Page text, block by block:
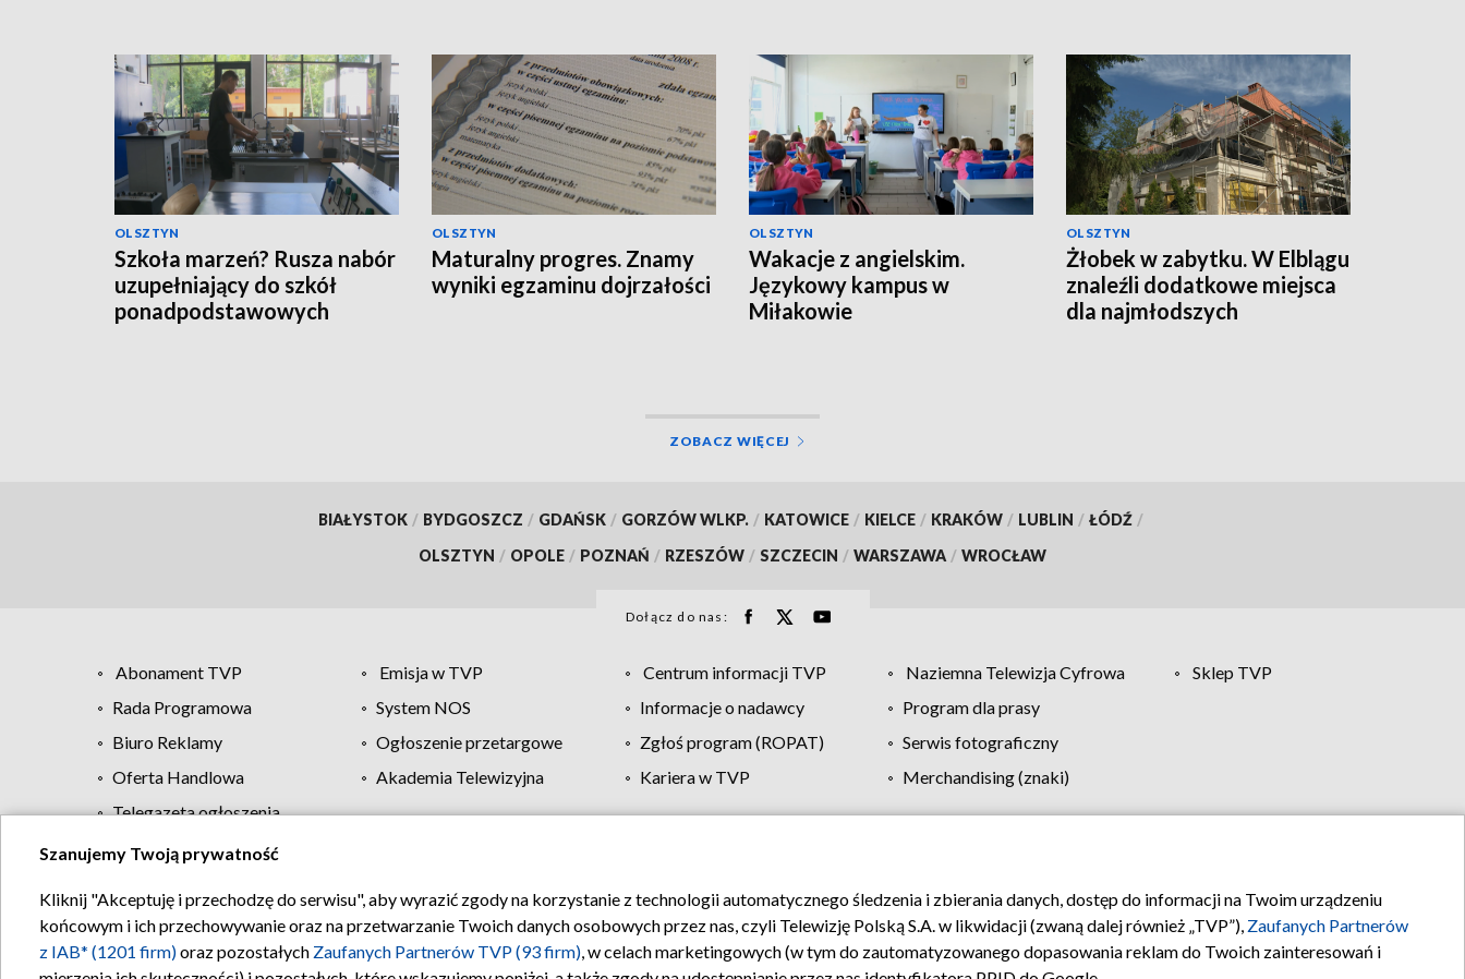
OLSZTYN
Szkoła marzeń? Rusza nabór
uzupełniający do szkół
ponadpodstawowych
OLSZTYN
Maturalny progres. Znamy
wyniki egzaminu dojrzałości
OLSZTYN
Wakacje z angielskim.
Językowy kampus w
Miłakowie
OLSZTYN
Żłobek w zabytku. W Elblągu
znaleźli dodatkowe miejsca
dla najmłodszych
ZOBACZ WIĘCEJ
BIAŁYSTOK / BYDGOSZCZ / GDAŃSK / GORZÓW WLKP. / KATOWICE / KIELCE / KRAKÓW / LUBLIN / ŁÓDŹ /
OLSZTYN / OPOLE / POZNAŃ / RZESZÓW / SZCZECIN / WARSZAWA / WROCŁAW
Dołącz do nas:
Abonament TVP Emisja w TVP Centrum informacji TVP Naziemna Telewizja Cyfrowa
Sklep TVP
Rada Programowa
System NOS Informacje o nadawcy
Program dla prasy
Biuro Reklamy
Ogłoszenie przetargowe Zgłoś program (ROPAT)
Serwis fotograficzny
Oferta Handlowa
Akademia Telewizyjna Kariera w TVP
Merchandising (znaki)
Telegazeta ogłoszenia
Regulamin TVP Polityka prywatności Moje zgody Pomoc Biuro reklamy Kontakt
Szanujemy Twoją prywatność
Kliknij "Akceptuję i przechodzę do serwisu", aby wyrazić zgody na korzystanie z technologii automatycznego śledzenia i zbierania danych, dostęp do informacji na Twoim urządzeniu
końcowym i ich przechowywanie oraz na przetwarzanie Twoich danych osobowych przez nas, czyli Telewizję Polską S.A. w likwidacji (zwaną dalej również „TVP”), Zaufanych Partnerów
z IAB* (1201 firm)oraz pozostałych Zaufanych Partnerów TVP (93 firm), w celach marketingowych (w tym do zautomatyzowanego dopasowania reklam do Twoich zainteresowań i